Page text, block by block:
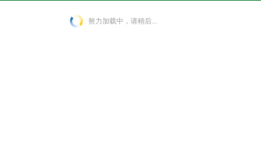
努力加载中，请稍后...